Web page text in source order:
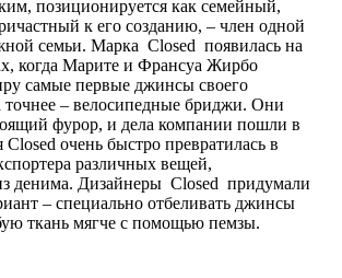
позиционируется как семейный,
к его созданию, – член одной
семьи. Марка Closed появилась на
когда Марите и Франсуа Жирбо
самые первые джинсы своего
точнее – велосипедные бриджи. Они
фурор, и дела компании пошли в
очень быстро превратилась в
различных вещей,
денима. Дизайнеры Closed придумали
– специально отбеливать джинсы
ткань мягче с помощью пемзы.